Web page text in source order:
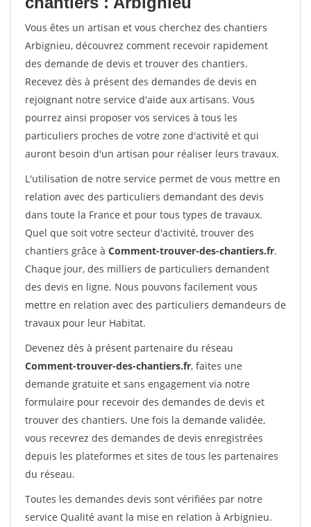
Vous êtes un artisan et vous cherchez des chantiers
Arbignieu, découvrez comment recevoir rapidement
des demande de devis et trouver des chantiers.
Recevez dès à présent des demandes de devis en
rejoignant notre service d'aide aux artisans. Vous
pourrez ainsi proposer vos services à tous les
particuliers proches de votre zone d'activité et qui
auront besoin d'un artisan pour réaliser leurs travaux.
L'utilisation de notre service permet de vous mettre en
relation avec des particuliers demandant des devis
dans toute la France et pour tous types de travaux.
Quel que soit votre secteur d'activité, trouver des
chantiers grâce à Comment-trouver-des-chantiers.fr.
Chaque jour, des milliers de particuliers demandent
des devis en ligne. Nous pouvons facilement vous
mettre en relation avec des particuliers demandeurs de
travaux pour leur Habitat.
Devenez dès à présent partenaire du réseau
Comment-trouver-des-chantiers.fr, faites une
demande gratuite et sans engagement via notre
formulaire pour recevoir des demandes de devis et
trouver des chantiers. Une fois la demande validée,
vous recevrez des demandes de devis enregistrées
depuis les plateformes et sites de tous les partenaires
du réseau.
Toutes les demandes devis sont vérifiées par notre
service Qualité avant la mise en relation à Arbignieu.